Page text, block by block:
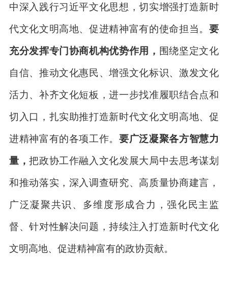
中深入践行习近平文化思想，切实增强打造新时
代文化文明高地、促进精神富有的使命担当。 要
充分发挥专门协商机构优势作用， 围绕坚定文化
自信、推动文化惠民、增强文化标识、激发文化
活力、补齐文化短板，进一步找准履职结合点和
切入口，扎实助推打造新时代文化文明高地、促
进精神富有的各项工作。要广泛凝聚各方智慧力
量，把政协工作融入文化发展大局中去思考谋划
和推动落实，深入调查研究、高质量协商建言，
广泛凝聚共识、多维度形成合力，强化民主监
督、针对性解决问题，持续注入打造新时代文化
文明高地、促进精神富有的政协贡献。